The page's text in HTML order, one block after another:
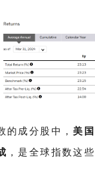
的成分股中， 美
，是全球指数这